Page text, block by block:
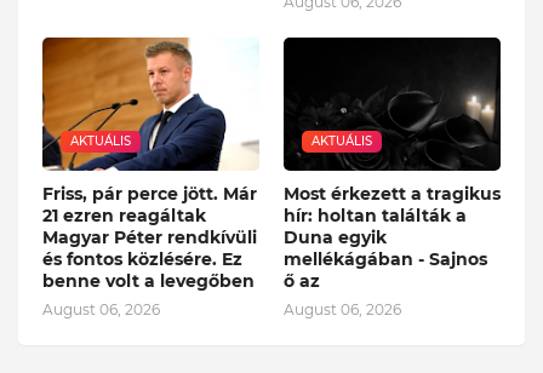
AKTUÁLIS
Friss, pár perce jött. Már
21 ezren reagáltak
Magyar Péter rendkívüli
és fontos közlésére. Ez
benne volt a levegőben
August 06, 2026
AKTUÁLIS
Most érkezett a tragikus
hír: holtan találták a
Duna egyik
mellékágában - Sajnos
ő az
August 06, 2026